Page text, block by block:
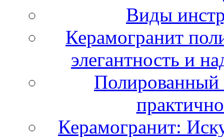
Виды
Керамогранит
элегантность и
Полированный
Керамогранит: